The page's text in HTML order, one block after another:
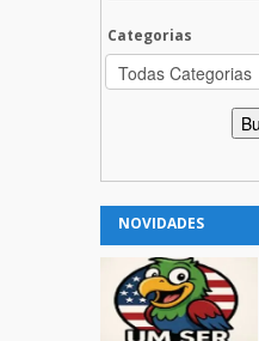
Categorias
NOVIDADES